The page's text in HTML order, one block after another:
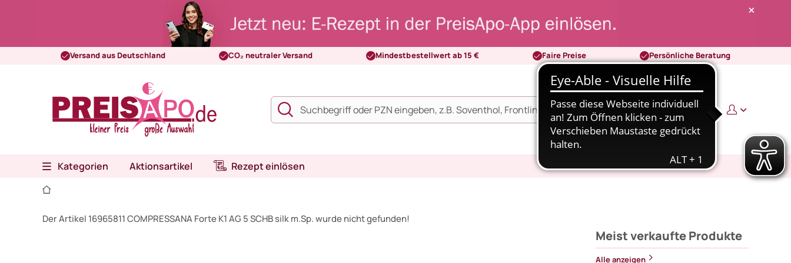
Versand aus Deutschland CO₂ neutraler Versand Mindestbestellwert ab 15 € Faire Preise Persönliche Beratung
0 0,00 €
Kategorien Aktionsartikel Rezept einlösen
Der Artikel 16965811 COMPRESSANA Forte K1 AG 5 SCHB silk m.Sp. wurde nicht gefunden!
Meist verkaufte Produkte
Alle anzeigen